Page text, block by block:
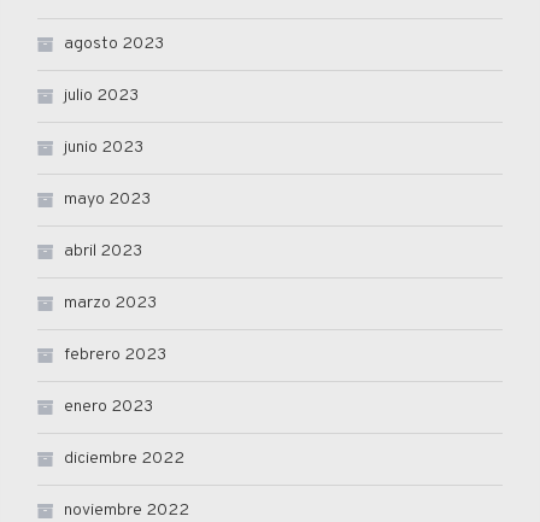
agosto 2023
julio 2023
junio 2023
mayo 2023
abril 2023
marzo 2023
febrero 2023
enero 2023
diciembre 2022
noviembre 2022